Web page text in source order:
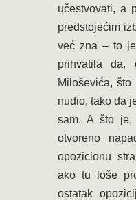
učestvovati, a
predstojećim
već zna – to
prihvatila da,
Miloševića,
nudio, tako da
sam. A što
otvoreno
opozicionu
ako tu loše
ostatak